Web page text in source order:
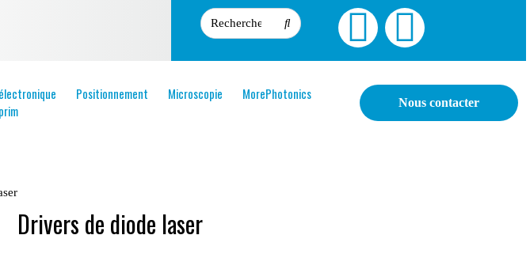
Positionnement Microscopie
MorePhotonics
Nous contacter
Drivers de diode laser